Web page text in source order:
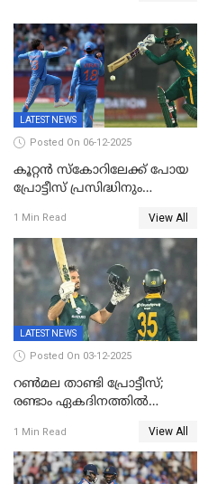
LATEST NEWS
Posted On 06-12-2025
കൂറ്റൻ സ്കോറിലേക്ക് പോയ
പ്രോട്ടീസ് പ്രസിദ്ധിനും
അടിതെറ്റി, ഇന്ത്യക്ക് 271
റണ്‍സ് വിജയലക്ഷ്യം
1 Min Read View All
LATEST NEWS
Posted On 03-12-2025
റണ്‍മല താണ്ടി പ്രോട്ടീസ്;
രണ്ടാം ഏകദിനത്തില്‍
ഒപ്പത്തിനൊപ്പം
1 Min Read View All